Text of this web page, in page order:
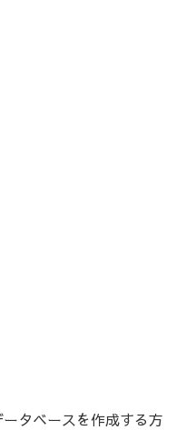
タベースを作成する方